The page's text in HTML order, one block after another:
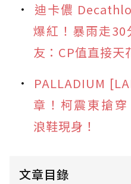
迪卡儂
爆紅！暴雨走
友：CP值直接天
PALLADIUM
章！柯震東搶穿
浪鞋現身！
文章目錄